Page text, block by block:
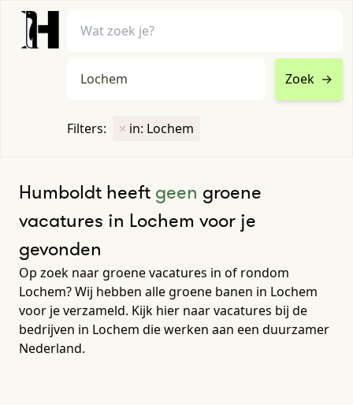
Zoek →
Filters: × in: Lochem
Humboldt heeft geen groene
vacatures in Lochem voor je
gevonden
Op zoek naar groene vacatures in of rondom
Lochem? Wij hebben alle groene banen in Lochem
voor je verzameld. Kijk hier naar vacatures bij de
bedrijven in Lochem die werken aan een duurzamer
Nederland.